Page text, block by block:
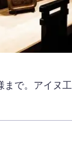
まで。アイヌ